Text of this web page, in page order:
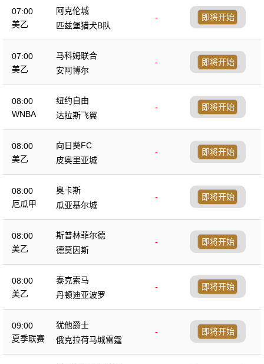
07:00
美乙
阿克伦城
-
匹兹堡猎犬B队
即将开始
07:00
美乙
马科姆联合
-
安阿博尔
即将开始
08:00
WNBA
纽约自由
-
达拉斯飞翼
即将开始
08:00
美乙
向日葵FC
-
皮奥里亚城
即将开始
08:00
厄瓜甲
奥卡斯
-
瓜亚基尔城
即将开始
08:00
美乙
斯普林菲尔德
-
德莫因斯
即将开始
08:00
美乙
泰克索马
-
丹顿迪亚波罗
即将开始
09:00
夏季联赛
犹他爵士
-
俄克拉荷马城雷霆
即将开始